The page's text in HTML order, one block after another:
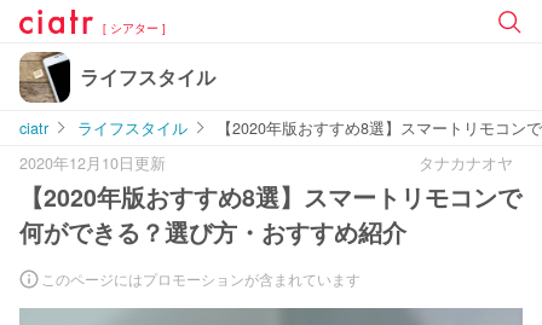
[ シアター ]
ライフスタイル
ciatr ライフスタイル
【2020年版おすすめ8選】スマートリモコン
2020年12月10日更新
タナカナオヤ
【2020年版おすすめ8選】スマートリモコンで
何ができる？選び方・おすすめ紹介
このページにはプロモーションが含まれています